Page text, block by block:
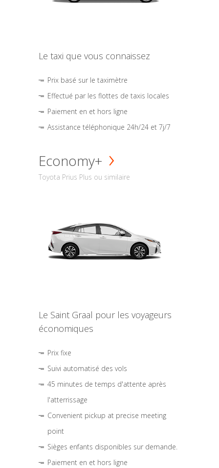
Le taxi que vous connaissez
Prix basé sur le taximètre
Effectué par les flottes de taxis locales
Paiement en et hors ligne
Assistance téléphonique 24h/24 et 7j/7
Economy+
Toyota Prius Plus ou similaire
Le Saint Graal pour les voyageurs
économiques
Prix fixe
Suivi automatisé des vols
45 minutes de temps d'attente après
l'atterrissage
Convenient pickup at precise meeting
point
Sièges enfants disponibles sur demande.
Paiement en et hors ligne